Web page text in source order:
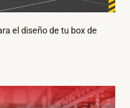
el diseño de tu box de